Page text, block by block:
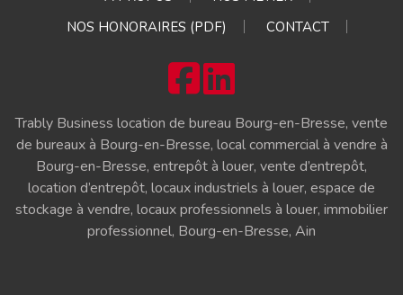
NOS HONORAIRES (PDF)
CONTACT
Trably Business location de bureau Bourg-en-Bresse, vente
de bureaux à Bourg-en-Bresse, local commercial à vendre à
Bourg-en-Bresse, entrepôt à louer, vente d’entrepôt,
location d’entrepôt, locaux industriels à louer, espace de
stockage à vendre, locaux professionnels à louer, immobilier
professionnel, Bourg-en-Bresse, Ain